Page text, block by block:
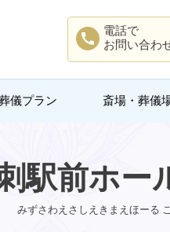
電話で
お問い合わ
儀プラン 斎場・葬儀
駅前ホー
みずさわえさしえきまえほーる